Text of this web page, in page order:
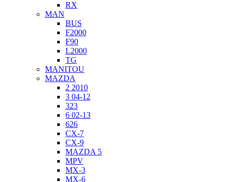
RX
MAN
BUS
F2000
F90
L2000
TG
MANITOU
MAZDA
2 2010
3 04-12
323
6 02-13
626
CX-7
CX-9
MAZDA 5
MPV
MX-3
MX-6